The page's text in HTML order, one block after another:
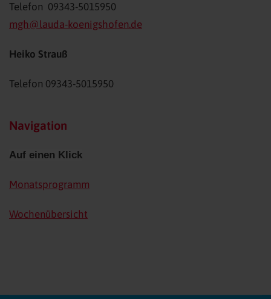
Telefon 09343-5015950
mgh@lauda-koenigshofen.de
Heiko Strauß
Telefon 09343-5015950
Navigation
Auf einen Klick
Monatsprogramm
Wochenübersicht